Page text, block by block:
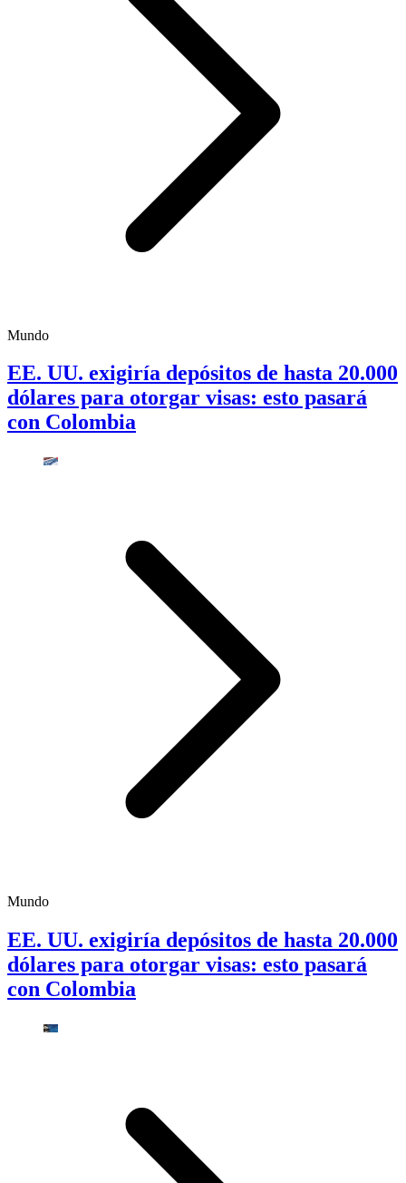
Mundo
EE. UU. exigiría depósitos de hasta 20.000
dólares para otorgar visas: esto pasará
con Colombia
Mundo
EE. UU. exigiría depósitos de hasta 20.000
dólares para otorgar visas: esto pasará
con Colombia